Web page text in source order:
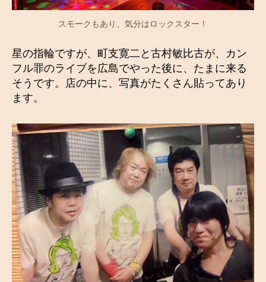
スモークもあり、気分はロックスター！
星の指輪ですが、町支寛二と古村敏比古が、カン
フル罪のライブを広島でやった後に、たまに来る
そうです。店の中に、写真がたくさん貼ってあり
ます。